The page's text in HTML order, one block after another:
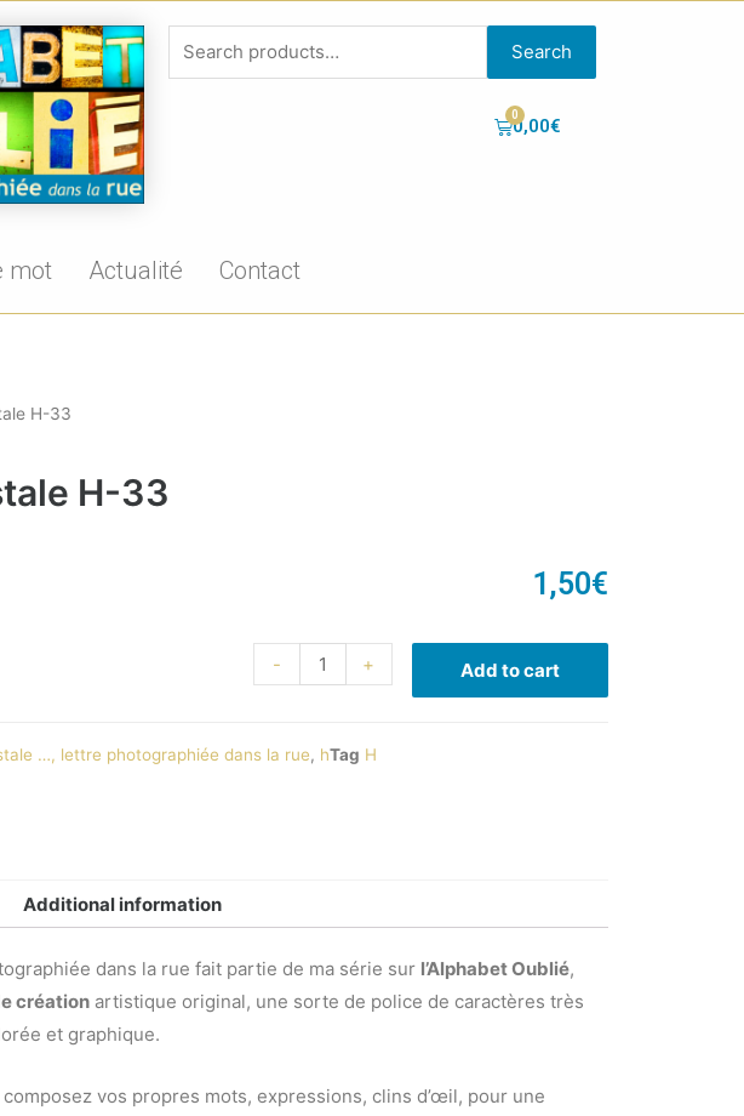
Search
0,00€
mot Actualité Contact
H-33
H-33
1,50€
- + Add to cart
…, lettre photographiée dans la rue, hTag H
Additional information
dans la rue fait partie de ma série sur l’Alphabet Oublié,
création artistique original, une sorte de police de caractères très
et graphique.
vos propres mots, expressions, clins d’œil, pour une